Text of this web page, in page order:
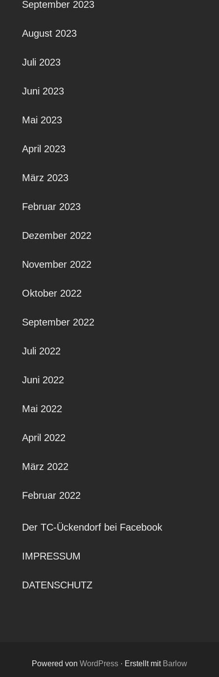
September 2023
August 2023
Juli 2023
Juni 2023
Mai 2023
April 2023
März 2023
Februar 2023
Dezember 2022
November 2022
Oktober 2022
September 2022
Juli 2022
Juni 2022
Mai 2022
April 2022
März 2022
Februar 2022
Der TC-Ückendorf bei Facebook
IMPRESSUM
DATENSCHUTZ
Powered von WordPress · Erstellt mit Barlow